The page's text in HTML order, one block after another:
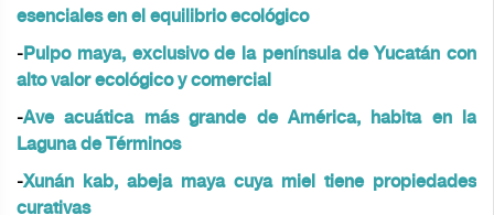
esenciales en el equilibrio ecológico
-Pulpo maya, exclusivo de la península de Yucatán con
alto valor ecológico y comercial
-Ave acuática más grande de América, habita en la
Laguna de Términos
-Xunán kab, abeja maya cuya miel tiene propiedades
curativas